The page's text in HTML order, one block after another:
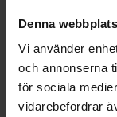
Denna
Vi använder
och annonserna
för sociala
vidarebefordrar